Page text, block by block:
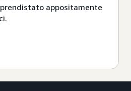
appositamente